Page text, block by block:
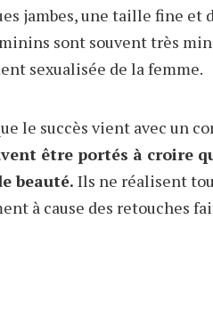
jambes, une taille fine et
sont souvent très
sexualisée de la femme.
le succès vient avec un
être portés à croire
beauté. Ils ne réalisent
à cause des retouches